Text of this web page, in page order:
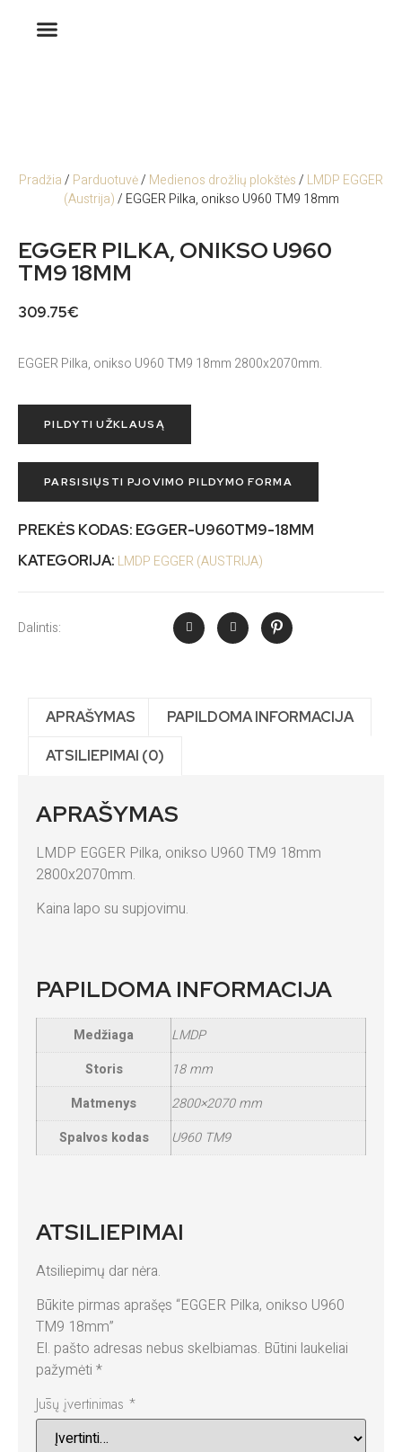
Pradžia/ Parduotuvė/ Medienos drožlių plokštės/ LMDP EGGER
(Austrija)/ EGGER Pilka, onikso U960 TM9 18mm
EGGER PILKA, ONIKSO U960
TM9 18MM
309.75€
EGGER Pilka, onikso U960 TM9 18mm 2800x2070mm.
PILDYTI UŽKLAUSĄ
PARSISIŲSTI PJOVIMO PILDYMO FORMA
PREKĖS KODAS: EGGER-U960TM9-18MM
KATEGORIJA: LMDP EGGER (AUSTRIJA)
Dalintis:
APRAŠYMAS PAPILDOMA INFORMACIJA
ATSILIEPIMAI (0)
APRAŠYMAS
LMDP EGGER Pilka, onikso U960 TM9 18mm
2800x2070mm.
Kaina lapo su supjovimu.
PAPILDOMA INFORMACIJA
Medžiaga
LMDP
Storis
18 mm
Matmenys
2800×2070 mm
Spalvos kodas
U960 TM9
ATSILIEPIMAI
Atsiliepimų dar nėra.
Būkite pirmas aprašęs “EGGER Pilka, onikso U960
TM9 18mm”
El. pašto adresas nebus skelbiamas. Būtini laukeliai
pažymėti *
Jūsų įvertinimas *